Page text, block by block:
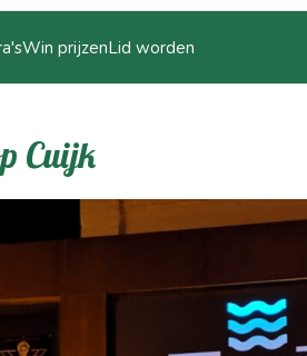
Win prijzenLid worden
Cuijk